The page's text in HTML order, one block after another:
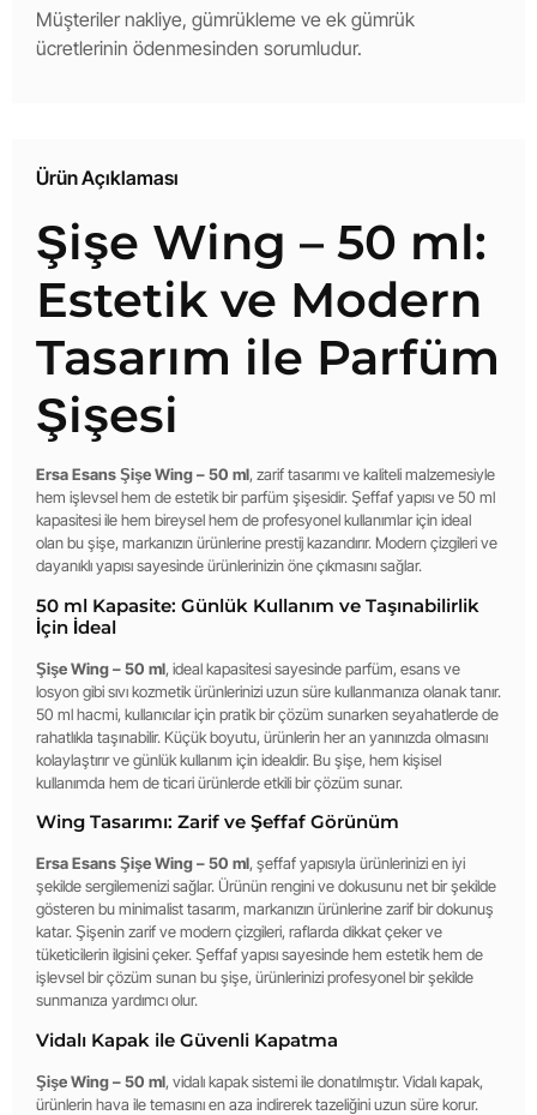
Müşteriler nakliye, gümrükleme ve ek gümrük
ücretlerinin ödenmesinden sorumludur.
Ürün Açıklaması
Şişe Wing – 50 ml:
Estetik ve Modern
Tasarım ile Parfüm
Şişesi
Ersa Esans Şişe Wing – 50 ml, zarif tasarımı ve kaliteli malzemesiyle
hem işlevsel hem de estetik bir parfüm şişesidir. Şeffaf yapısı ve 50 ml
kapasitesi ile hem bireysel hem de profesyonel kullanımlar için ideal
olan bu şişe, markanızın ürünlerine prestij kazandırır. Modern çizgileri ve
dayanıklı yapısı sayesinde ürünlerinizin öne çıkmasını sağlar.
50 ml Kapasite: Günlük Kullanım ve Taşınabilirlik
İçin İdeal
Şişe Wing – 50 ml, ideal kapasitesi sayesinde parfüm, esans ve
losyon gibi sıvı kozmetik ürünlerinizi uzun süre kullanmanıza olanak tanır.
50 ml hacmi, kullanıcılar için pratik bir çözüm sunarken seyahatlerde de
rahatlıkla taşınabilir. Küçük boyutu, ürünlerin her an yanınızda olmasını
kolaylaştırır ve günlük kullanım için idealdir. Bu şişe, hem kişisel
kullanımda hem de ticari ürünlerde etkili bir çözüm sunar.
Wing Tasarımı: Zarif ve Şeffaf Görünüm
Ersa Esans Şişe Wing – 50 ml, şeffaf yapısıyla ürünlerinizi en iyi
şekilde sergilemenizi sağlar. Ürünün rengini ve dokusunu net bir şekilde
gösteren bu minimalist tasarım, markanızın ürünlerine zarif bir dokunuş
katar. Şişenin zarif ve modern çizgileri, raflarda dikkat çeker ve
tüketicilerin ilgisini çeker. Şeffaf yapısı sayesinde hem estetik hem de
işlevsel bir çözüm sunan bu şişe, ürünlerinizi profesyonel bir şekilde
sunmanıza yardımcı olur.
Vidalı Kapak ile Güvenli Kapatma
Şişe Wing – 50 ml, vidalı kapak sistemi ile donatılmıştır. Vidalı kapak,
ürünlerin hava ile temasını en aza indirerek tazeliğini uzun süre korur.